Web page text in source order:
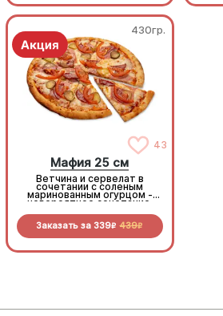
430гр.
43
Мафия 25 см
Ветчина и сервелат в
сочетании с соленым
маринованным огурцом -
невероятное сочетание,
попробовать!
Заказать за 339R 439R